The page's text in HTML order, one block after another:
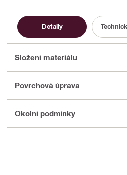
Detaily
Složení materiálu
Povrchová úprava
Okolní podmínky